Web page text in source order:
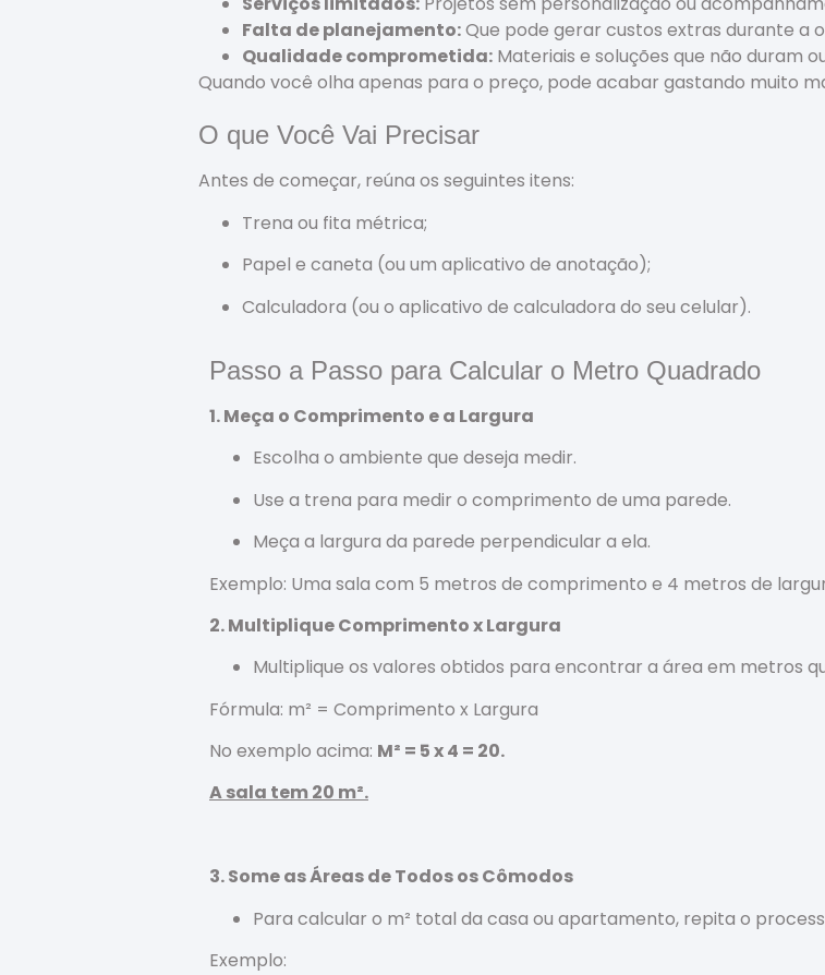
Falta de planejamento:Que pode gerar custos extras durante a
Qualidade comprometida: Materiais e soluções que não duram
Quando você olha apenas para o preço, pode acabar gastando muito
O que Você Vai Precisar
Antes de começar, reúna os seguintes itens:
Trena ou fita métrica;
Papel e caneta (ou um aplicativo de anotação);
Calculadora (ou o aplicativo de calculadora do seu celular).
Passo a Passo para Calcular o Metro Quadrado
1. Meça o Comprimento e a Largura
Escolha o ambiente que deseja medir.
Use a trena para medir o comprimento de uma parede.
Meça a largura da parede perpendicular a ela.
Exemplo: Uma sala com 5 metros de comprimento e 4 metros de
2. Multiplique Comprimento x Largura
Multiplique os valores obtidos para encontrar a área em metros
Fórmula: m² = Comprimento x Largura
No exemplo acima: M² = 5 x 4 = 20.
A sala tem 20 m².
3. Some as Áreas de Todos os Cômodos
Para calcular o m² total da casa ou apartamento, repita o
Exemplo: